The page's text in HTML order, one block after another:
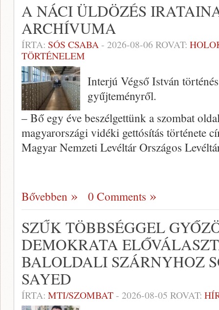
A NÁCI ÜLDÖZÉS
ARCHÍVUMA
ÍRTA: SÓS CSABA- 2026-08-06 ROVAT:
TÖRTÉNELEM
Interjú Végső István
gyűjteményről.
– Bő egy éve beszélgettünk a szombat
magyarországi vidéki gettósítás története
Magyar Nemzeti Levéltár Országos
Bővebben 0 Comments
SZŰK TÖBBSÉGGEL
DEMOKRATA
BALOLDALI SZÁRNYHOZ
SAYED
ÍRTA: MTI/SZOMBAT- 2026-08-05 ROVAT: